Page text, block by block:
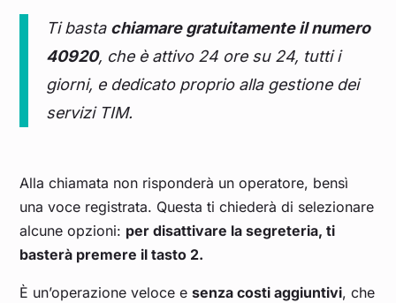
Ti basta chiamare gratuitamente il numero
40920, che è attivo 24 ore su 24, tutti i
giorni, e dedicato proprio alla gestione dei
servizi TIM.
Alla chiamata non risponderà un operatore, bensì
una voce registrata. Questa ti chiederà di selezionare
alcune opzioni: per disattivare la segreteria, ti
basterà premere il tasto 2.
È un’operazione veloce esenza costi aggiuntivi, che